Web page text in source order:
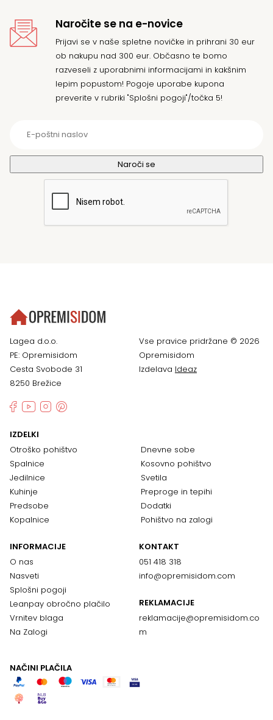
Naročite se na e-novice
Prijavi se v naše spletne novičke in prihrani 30 eur
ob nakupu nad 300 eur. Občasno te bomo
razveseli z uporabnimi informacijami in kakšnim
lepim popustom! Pogoje uporabe kupona
preverite v rubriki "Splošni pogoji"/točka 5!
Lagea d.o.o.
PE: Opremisidom
Cesta Svobode 31
8250 Brežice
Vse pravice pridržane © 2026
Opremisidom
Izdelava Ideaz
IZDELKI
Otroško pohištvo
Spalnice
Jedilnice
Kuhinje
Predsobe
Kopalnice
Dnevne sobe
Kosovno pohištvo
Svetila
Preproge in tepihi
Dodatki
Pohištvo na zalogi
INFORMACIJE
O nas
Nasveti
Splošni pogoji
Leanpay obročno plačilo
Vrnitev blaga
Na Zalogi
KONTAKT
051 418 318
info@opremisidom.com
REKLAMACIJE
reklamacije@opremisidom.co
m
NAČINI PLAČILA